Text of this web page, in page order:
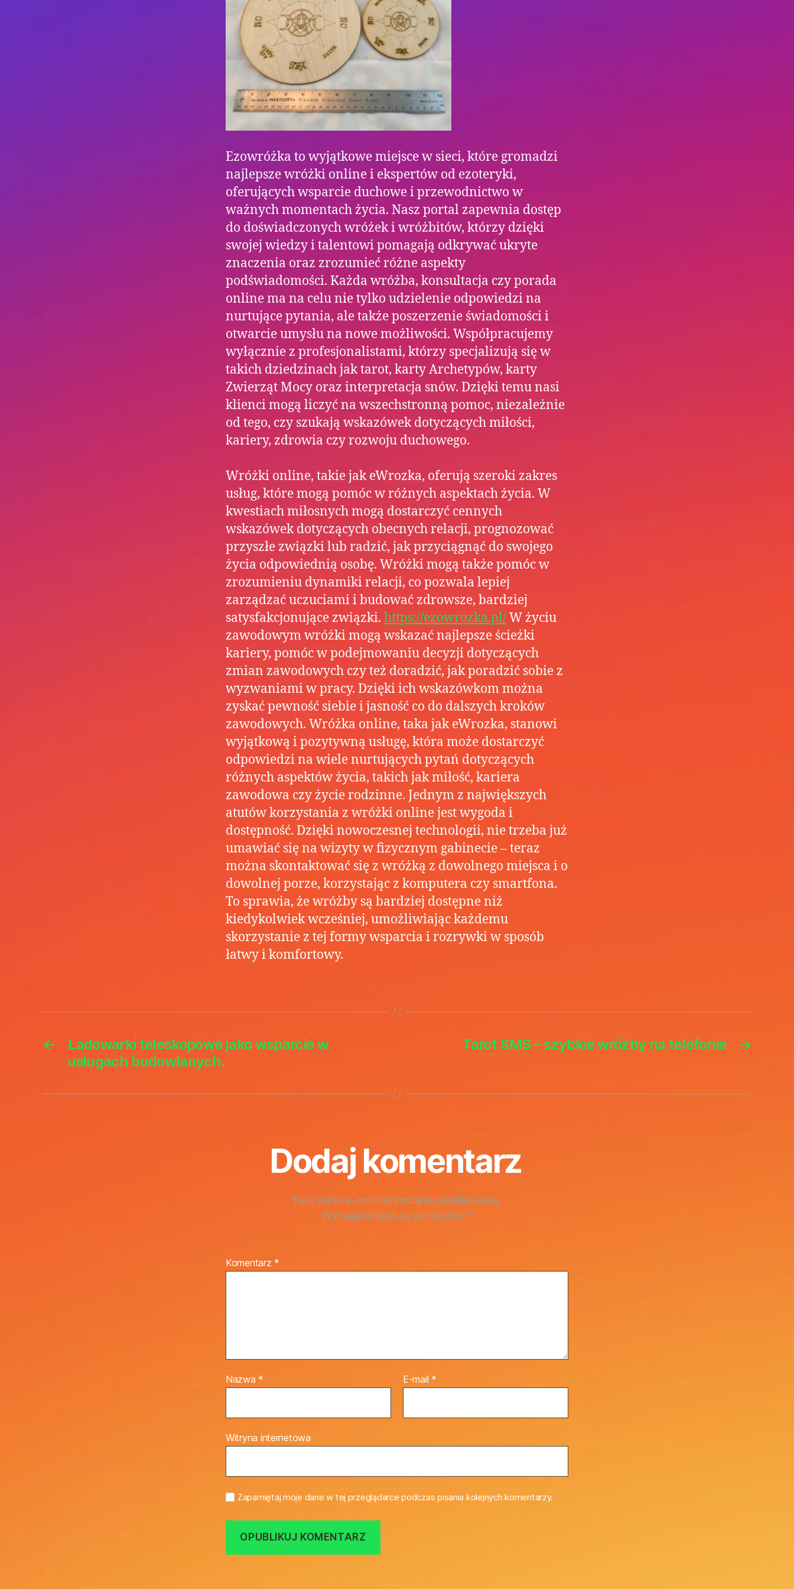
Ezowróżka to wyjątkowe miejsce w sieci, które gromadzi
najlepsze wróżki online i ekspertów od ezoteryki,
oferujących wsparcie duchowe i przewodnictwo w
ważnych momentach życia. Nasz portal zapewnia dostęp
do doświadczonych wróżek i wróżbitów, którzy dzięki
swojej wiedzy i talentowi pomagają odkrywać ukryte
znaczenia oraz zrozumieć różne aspekty
podświadomości. Każda wróżba, konsultacja czy porada
online ma na celu nie tylko udzielenie odpowiedzi na
nurtujące pytania, ale także poszerzenie świadomości i
otwarcie umysłu na nowe możliwości. Współpracujemy
wyłącznie z profesjonalistami, którzy specjalizują się w
takich dziedzinach jak tarot, karty Archetypów, karty
Zwierząt Mocy oraz interpretacja snów. Dzięki temu nasi
klienci mogą liczyć na wszechstronną pomoc, niezależnie
od tego, czy szukają wskazówek dotyczących miłości,
kariery, zdrowia czy rozwoju duchowego.
Wróżki online, takie jak eWrozka, oferują szeroki zakres
usług, które mogą pomóc w różnych aspektach życia. W
kwestiach miłosnych mogą dostarczyć cennych
wskazówek dotyczących obecnych relacji, prognozować
przyszłe związki lub radzić, jak przyciągnąć do swojego
życia odpowiednią osobę. Wróżki mogą także pomóc w
zrozumieniu dynamiki relacji, co pozwala lepiej
zarządzać uczuciami i budować zdrowsze, bardziej
satysfakcjonujące związki. https://ezowrozka.pl/W życiu
zawodowym wróżki mogą wskazać najlepsze ścieżki
kariery, pomóc w podejmowaniu decyzji dotyczących
zmian zawodowych czy też doradzić, jak poradzić sobie z
wyzwaniami w pracy. Dzięki ich wskazówkom można
zyskać pewność siebie i jasność co do dalszych kroków
zawodowych. Wróżka online, taka jak eWrozka, stanowi
wyjątkową i pozytywną usługę, która może dostarczyć
odpowiedzi na wiele nurtujących pytań dotyczących
różnych aspektów życia, takich jak miłość, kariera
zawodowa czy życie rodzinne. Jednym z największych
atutów korzystania z wróżki online jest wygoda i
dostępność. Dzięki nowoczesnej technologii, nie trzeba już
umawiać się na wizyty w fizycznym gabinecie – teraz
można skontaktować się z wróżką z dowolnego miejsca i o
dowolnej porze, korzystając z komputera czy smartfona.
To sprawia, że wróżby są bardziej dostępne niż
kiedykolwiek wcześniej, umożliwiając każdemu
skorzystanie z tej formy wsparcia i rozrywki w sposób
łatwy i komfortowy.
←
Ładowarki teleskopowe jako wsparcie w
usługach budowlanych.
→
Tarot SMS – szybkie wróżby na telefonie
Dodaj komentarz
Twój adres e-mail nie zostanie opublikowany.
Wymagane pola są oznaczone *
Komentarz *
Nazwa * E-mail *
Witryna internetowa
Zapamiętaj moje dane w tej przeglądarce podczas pisania kolejnych komentarzy.